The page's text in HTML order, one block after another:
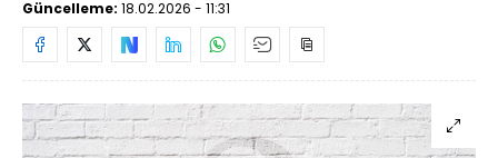
Güncelleme: 18.02.2026 - 11:31